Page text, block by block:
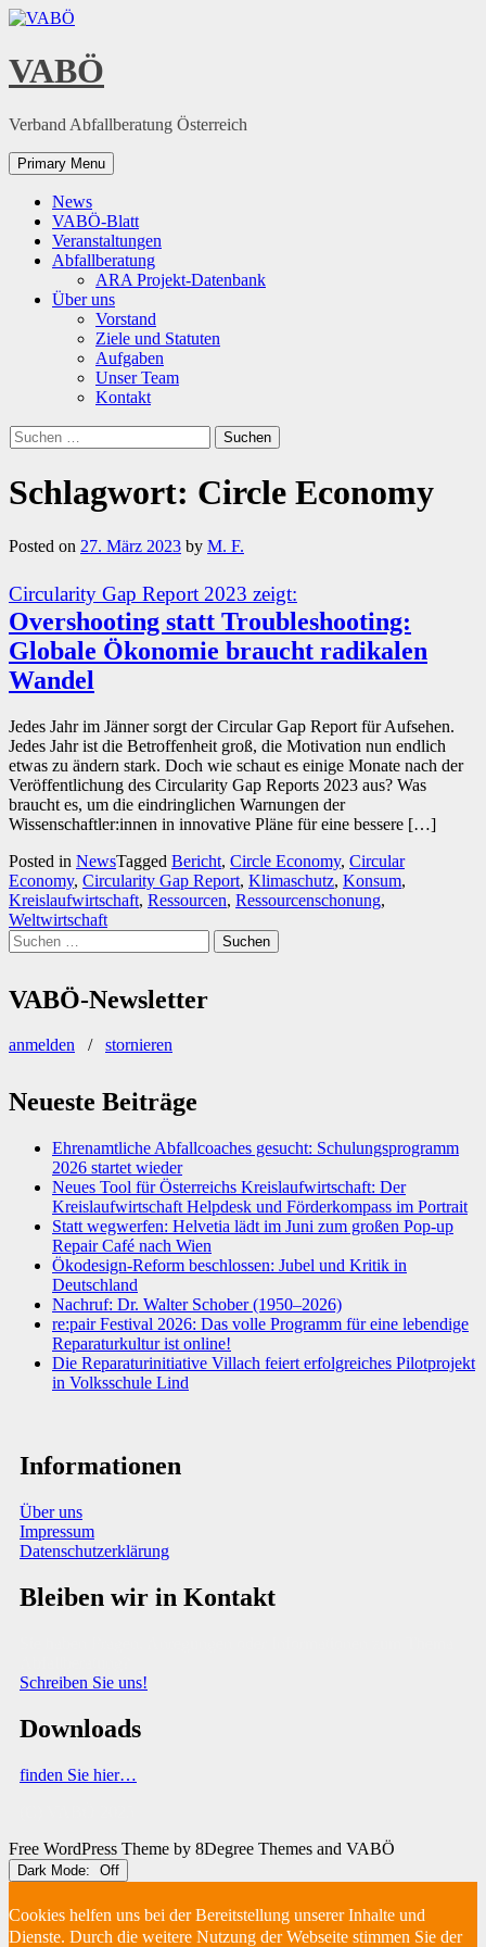
Skip
content
VABÖ
Verband Abfallberatung Österreich
Primary Menu
News
VABÖ-Blatt
Veranstaltungen
Abfallberatung
ARA Projekt-Datenbank
Über uns
Vorstand
Ziele und Statuten
Aufgaben
Unser Team
Kontakt
Suchen
nach:
Schlagwort: Circle Economy
Posted on 27. März 2023 by M. F.
Circularity Gap Report 2023 zeigt:
Overshooting statt Troubleshooting:
Globale Ökonomie braucht radikalen
Wandel
Jedes Jahr im Jänner sorgt der Circular Gap Report für Aufsehen.
Jedes Jahr ist die Betroffenheit groß, die Motivation nun endlich
etwas zu ändern stark. Doch wie schaut es einige Monate nach der
Veröffentlichung des Circularity Gap Reports 2023 aus? Was
braucht es, um die eindringlichen Warnungen der
Wissenschaftler:innen in innovative Pläne für eine bessere […]
Posted in NewsTagged Bericht, Circle Economy, Circular
Economy, Circularity Gap Report, Klimaschutz, Konsum,
Kreislaufwirtschaft, Ressourcen, Ressourcenschonung,
Weltwirtschaft
Suchen
nach:
VABÖ-Newsletter
anmelden / stornieren
Neueste Beiträge
Ehrenamtliche Abfallcoaches gesucht: Schulungsprogramm
2026 startet wieder
Neues Tool für Österreichs Kreislaufwirtschaft: Der
Kreislaufwirtschaft Helpdesk und Förderkompass im Portrait
Statt wegwerfen: Helvetia lädt im Juni zum großen Pop-up
Repair Café nach Wien
Ökodesign-Reform beschlossen: Jubel und Kritik in
Deutschland
Nachruf: Dr. Walter Schober (1950–2026)
re:pair Festival 2026: Das volle Programm für eine lebendige
Reparaturkultur ist online!
Die Reparaturinitiative Villach feiert erfolgreiches Pilotprojekt
in Volksschule Lind
Informationen
Über uns
Impressum
Datenschutzerklärung
Bleiben wir in Kontakt
Schreiben Sie uns!
Downloads
finden Sie hier…
Free WordPress Theme by 8Degree Themes and VABÖ
Dark Mode:
Cookies helfen uns bei der Bereitstellung unserer Inhalte und
Dienste. Durch die weitere Nutzung der Webseite stimmen Sie der